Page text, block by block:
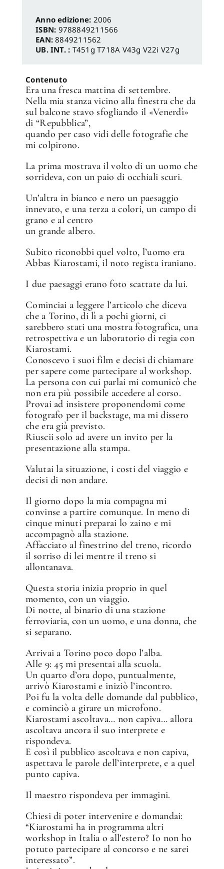
Anno edizione: 2006
ISBN: 9788849211566
EAN:8849211562
UB. INT. : T451g T718A V43g V22i V27g
Contenuto
Era una fresca mattina di settembre.
Nella mia stanza vicino alla finestra che da
sul balcone stavo sfogliando il «Venerdì»
di “Repubblica”,
quando per caso vidi delle fotografie che
mi colpirono.
La prima mostrava il volto di un uomo che
sorrideva, con un paio di occhiali scuri.
Un’altra in bianco e nero un paesaggio
innevato, e una terza a colori, un campo di
grano e al centro
un grande albero.
Subito riconobbi quel volto, l’uomo era
Abbas Kiarostami, il noto regista iraniano.
I due paesaggi erano foto scattate da lui.
Cominciai a leggere l’articolo che diceva
che a Torino, di lì a pochi giorni, ci
sarebbero stati una mostra fotografica, una
retrospettiva e un laboratorio di regia con
Kiarostami.
Conoscevo i suoi film e decisi di chiamare
per sapere come partecipare al workshop.
La persona con cui parlai mi comunicò che
non era più possibile accedere al corso.
Provai ad insistere proponendomi come
fotografo per il backstage, ma mi dissero
che era già previsto.
Riuscii solo ad avere un invito per la
presentazione alla stampa.
Valutai la situazione, i costi del viaggio e
decisi di non andare.
Il giorno dopo la mia compagna mi
convinse a partire comunque. In meno di
cinque minuti preparai lo zaino e mi
accompagnò alla stazione.
Affacciato al finestrino del treno, ricordo
il sorriso di lei mentre il treno si
allontanava.
Questa storia inizia proprio in quel
momento, con un viaggio.
Di notte, al binario di una stazione
ferroviaria, con un uomo, e una donna, che
si separano.
Arrivai a Torino poco dopo l’alba.
Alle 9: 45 mi presentai alla scuola.
Un quarto d’ora dopo, puntualmente,
arrivò Kiarostami e iniziò l’incontro.
Poi fu la volta delle domande dal pubblico,
e cominciò a girare un microfono.
Kiarostami ascoltava… non capiva… allora
ascoltava ancora il suo interprete e
rispondeva.
E così il pubblico ascoltava e non capiva,
aspettava le parole dell’interprete, e a quel
punto capiva.
Il maestro rispondeva per immagini.
Chiesi di poter intervenire e domandai:
“Kiarostami ha in programma altri
workshop in Italia o all’estero? Io non ho
potuto partecipare al concorso e ne sarei
interessato”.